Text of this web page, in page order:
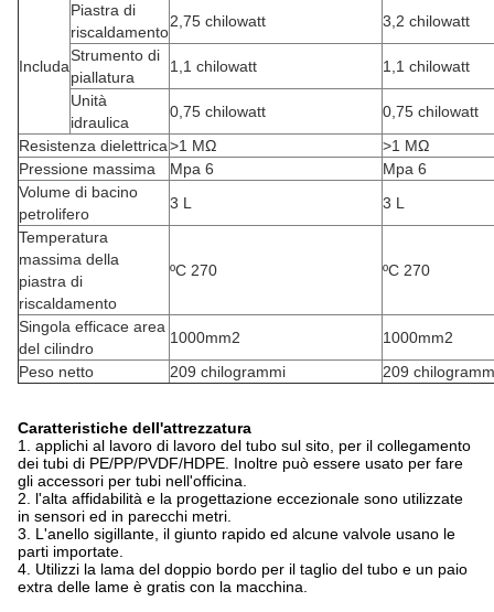
Includa
Piastra di
riscaldamento
2,75 chilowatt
3,2 chilowatt
Strumento di
piallatura
1,1 chilowatt
1,1 chilowatt
Unità
idraulica
0,75 chilowatt
0,75 chilowatt
Resistenza dielettrica>1 MΩ
>1 MΩ
Pressione massima
Mpa 6
Mpa 6
Volume di bacino
petrolifero
3 L
3 L
Temperatura
massima della
piastra di
riscaldamento
ºC 270 ºC 270
Singola efficace area
del cilindro
1000mm2
1000mm2
Peso netto
209 chilogrammi 209
Caratteristiche dell'attrezzatura
1. applichi al lavoro di lavoro del tubo sul sito, per il collegamento
dei tubi di PE/PP/PVDF/HDPE. Inoltre può essere usato per fare
gli accessori per tubi nell'officina.
2. l'alta affidabilità e la progettazione eccezionale sono utilizzate
in sensori ed in parecchi metri.
3. L'anello sigillante, il giunto rapido ed alcune valvole usano le
parti importate.
4. Utilizzi la lama del doppio bordo per il taglio del tubo e un paio
extra delle lame è gratis con la macchina.